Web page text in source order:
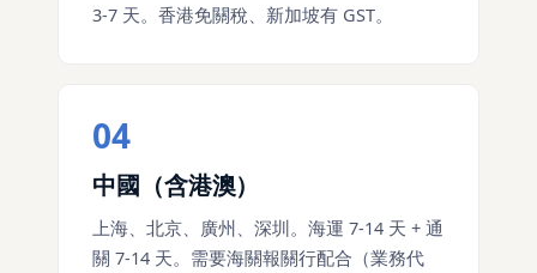
3-7 天。香港免關稅、新加坡有 GST。
04
中國（含港澳）
上海、北京、廣州、深圳。海運 7-14 天 + 通
關 7-14 天。需要海關報關行配合（業務代